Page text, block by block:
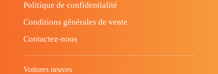
Politique de confidentialité
Conditions générales de vente
Contactez-nous
Voitures neuves